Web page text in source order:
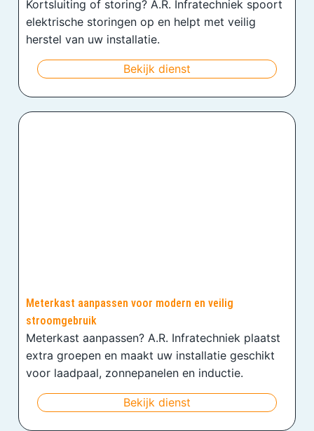
Kortsluiting of storing? A.R. Infratechniek spoort
elektrische storingen op en helpt met veilig
herstel van uw installatie.
Bekijk dienst
Meterkast aanpassen voor modern en veilig
stroomgebruik
Meterkast aanpassen? A.R. Infratechniek plaatst
extra groepen en maakt uw installatie geschikt
voor laadpaal, zonnepanelen en inductie.
Bekijk dienst